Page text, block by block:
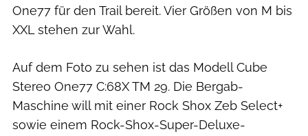
One77 für den Trail bereit. Vier Größen von M bis
XXL stehen zur Wahl.
Auf dem Foto zu sehen ist das Modell Cube
Stereo One77 C:68X TM 29. Die Bergab-
Maschine will mit einer Rock Shox Zeb Select+
sowie einem Rock-Shox-Super-Deluxe-